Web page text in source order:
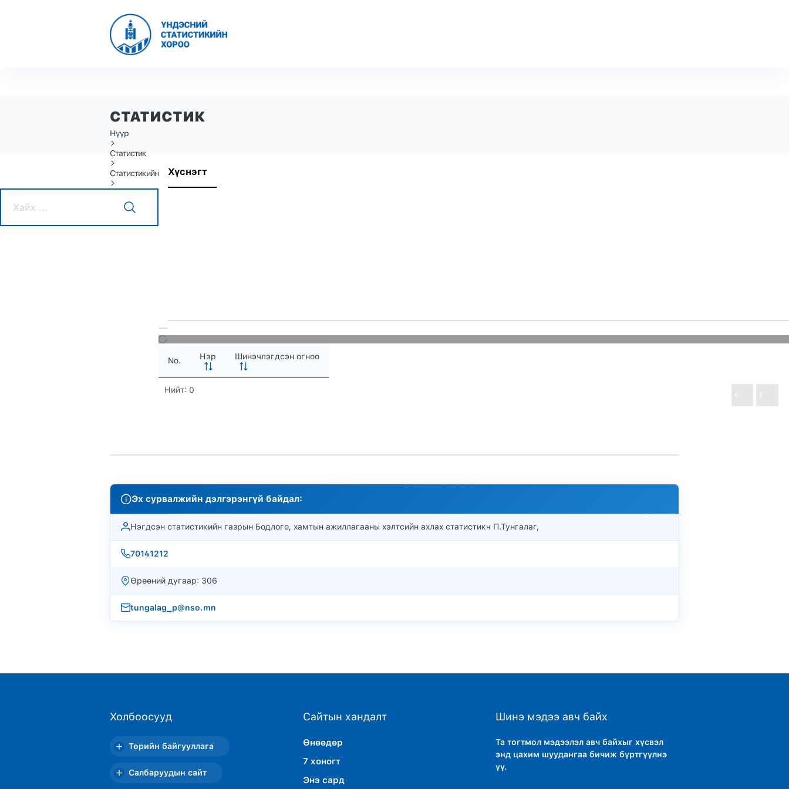
СТАТИСТИК
Нүүр
Статистик
Статистикийн өгөгдөлХүснэгт
No. Нэр Шинэчлэгдсэн огноо
Нийт: 0
Эх сурвалжийн дэлгэрэнгүй байдал:
Нэгдсэн статистикийн газрын Бодлого, хамтын ажиллагааны хэлтсийн ахлах статистикч П.Тунгалаг,
70141212
Өрөөний дугаар: 306
tungalag_p@nso.mn
Холбоосууд
Төрийн байгууллага
Салбаруудын сайт
Сайтын хандалт
Өнөөдөр
7 хоногт
Энэ сард
Шинэ мэдээ авч байх
Та тогтмол мэдээлэл авч байхыг хүсвэл
энд цахим шуудангаа бичиж бүртгүүлнэ
үү.